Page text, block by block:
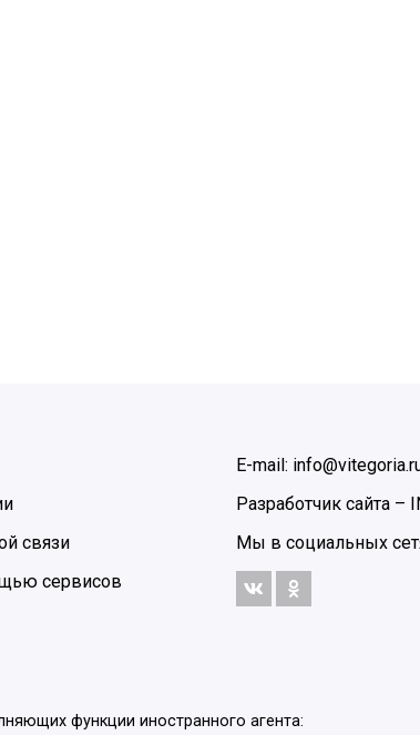
связи
сервисов
E-mail:
Разработчик сайта –
Мы в социальных
функции иностранного агента: